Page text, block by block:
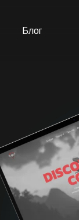
Блог